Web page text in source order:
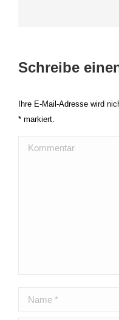
Schreibe
Ihre E-Mail-Adresse wird
* markiert.
Kommentar
Name *